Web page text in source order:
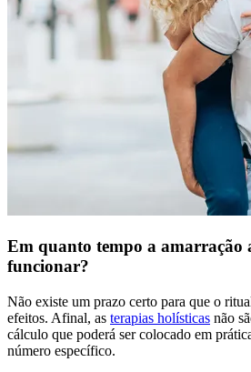
Em quanto tempo a amarração
funcionar?
Não existe um prazo certo para que o
efeitos. Afinal, as terapias holísticas não
cálculo que poderá ser colocado em
número específico.